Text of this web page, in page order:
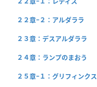
２２章−２：アルダララ
２３章：デスアルダララ
２４章：ランプのまおう
２５章−１：グリフィンクス